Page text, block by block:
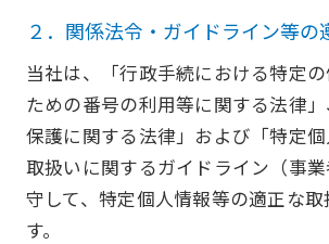
２．関係法令・ガイドライン等の
当社は、「行政手続における特定
ための番号の利用等に関する法律
保護に関する法律」および「特定
取扱いに関するガイドライン（事
守して、特定個人情報等の適正な
す。